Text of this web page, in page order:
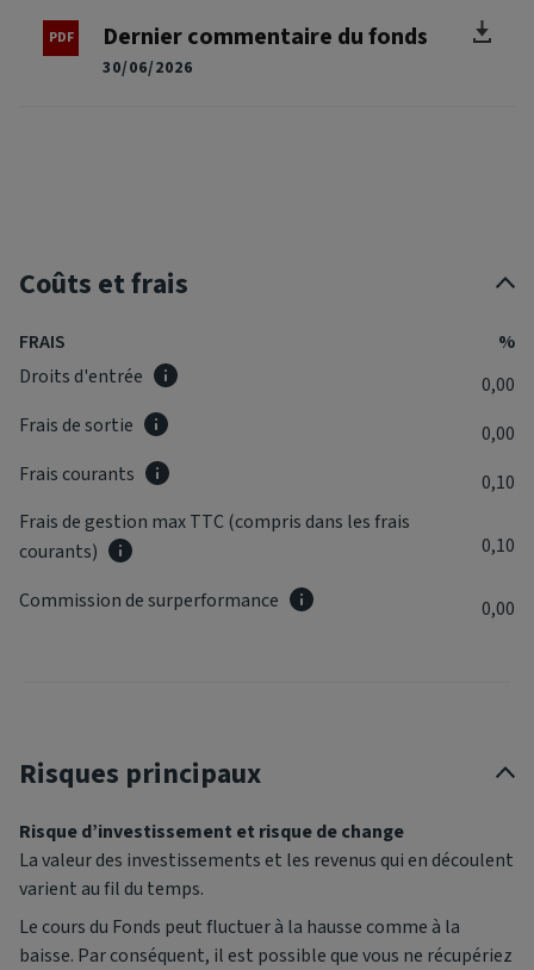
30/06/2026
Dernier commentaire du fonds
Coûts et frais
FRAIS
%
Droits d'entrée
0,00
Frais de sortie
0,00
Frais courants
0,10
Frais de gestion max TTC (compris dans les frais
courants)
0,10
Commission de surperformance 0,00
Risques principaux
Risque d’investissement et risque de change
La valeur des investissements et les revenus qui en découlent
varient au fil du temps.
Le cours du Fonds peut fluctuer à la hausse comme à la
baisse. Par conséquent, il est possible que vous ne récupériez